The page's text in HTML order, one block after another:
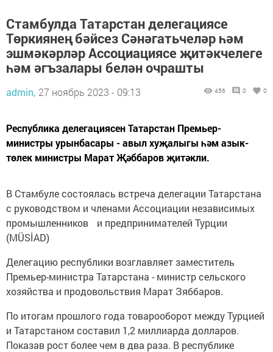
Стамбулда Татарстан делегациясе
Төркиянең бәйсез Сәнәгатьчеләр һәм
эшмәкәрләр Ассоциациясе җитәкчелеге
һәм әгъзалары белән очрашты
admin, 27 ноябрь 2023 - 09:13 456 0 0
Республика делегациясен Татарстан Премьер-
министры урынбасары - авыл хуҗалыгы һәм азык-
төлек министры Марат Җәббаров җитәкли.
В Стамбуле состоялась встреча делегации Татарстана
с руководством и членами Ассоциации независимых
промышленников и предпринимателей Турции
(MÜSİAD)
Делегацию республики возглавляет заместитель
Премьер-министра Татарстана - министр сельского
хозяйства и продовольствия Марат Зяббаров.
По итогам прошлого года товарооборот между Турцией
и Татарстаном составил 1,2 миллиарда долларов.
Показав рост более чем в два раза. В республике